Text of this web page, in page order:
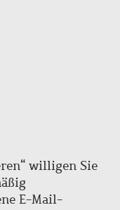
willigen Sie
E-Mail-